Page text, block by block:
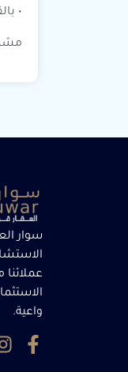
•
سوار
واعية.